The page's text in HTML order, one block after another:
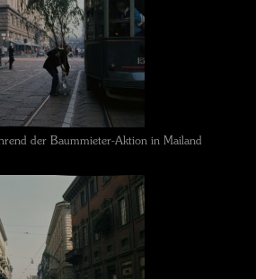
der Baummieter-Aktion in Mailand